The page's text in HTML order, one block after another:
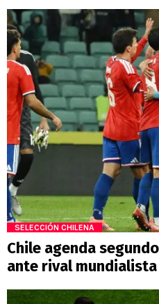
SELECCIÓN CHILENA
Chile agenda
ante rival mundialista